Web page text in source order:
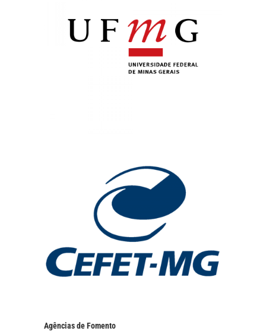
Agências de Fomento